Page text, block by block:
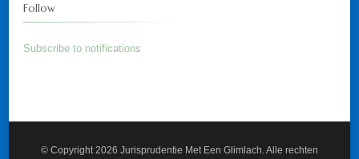
Follow
Subscribe to notifications
© Copyright 2026 Jurisprudentie Met Een Glimlach . Alle rechten